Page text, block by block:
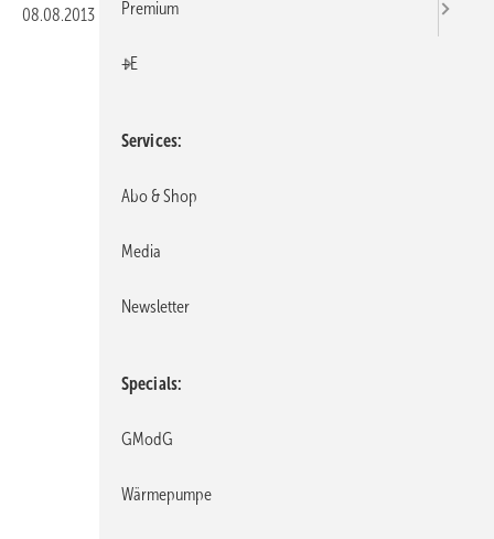
08.08.2013 Veröffentlicht in
Premium
+E
Services
Abo & Shop
Media
Newsletter
Specials
GModG
Wärmepumpe